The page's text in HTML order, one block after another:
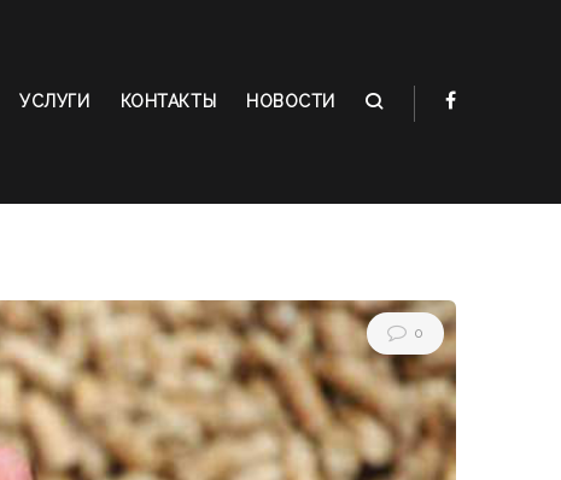
УСЛУГИ КОНТАКТЫ НОВОСТИ
0